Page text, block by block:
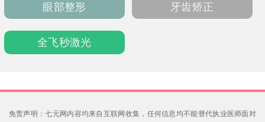
眼部整形 牙齿矫正
全飞秒激光
免责声明：七元网内容均来自互联网收集，任何信息均不能替代执业医师面对